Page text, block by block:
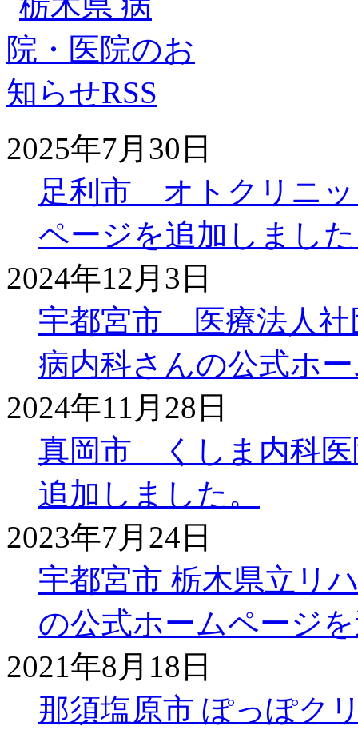
2025年7月30日
足利市 オトクリニッ
ページを追加しまし
2024年12月3日
宇都宮市 医療法人社
病内科さんの公式ホ
2024年11月28日
真岡市 くしま内科医
追加しました。
2023年7月24日
宇都宮市 栃木県立リ
の公式ホームページ
2021年8月18日
那須塩原市 ぽっぽク